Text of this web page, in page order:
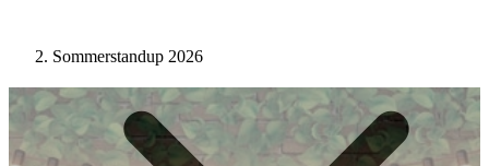
Sommerstandup 2026